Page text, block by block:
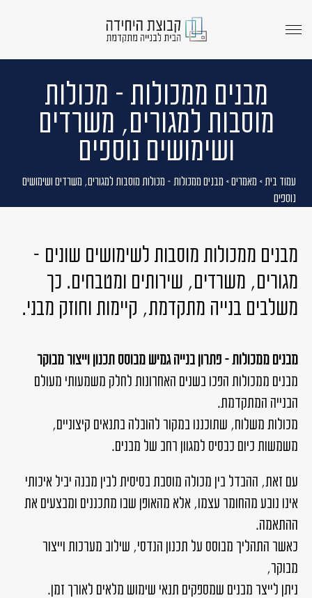
menu
מבנים ממכולות – מכולות
מוסבות למגורים, משרדים
ושימושים נוספים
עמוד בית> מאמרים> מבנים ממכולות – מכולות מוסבות למגורים, משרדים ושימושים
נוספים
מבנים ממכולות מוסבות לשימושים שונים –
מגורים, משרדים, שירותים ומטבחים. כך
משלבים בנייה מתקדמת, קיימות וחוזק מבני.
מבנים ממכולות – פתרון בנייה גמיש מבוסס תכנון וייצור מבוקר
מבנים ממכולות הפכו בשנים האחרונות לחלק משמעותי מעולם
הבנייה המתקדמת.
מכולות משלוח, שתוכננו במקור להובלה בתנאים קיצוניים,
משמשות כיום כבסיס למגוון רחב של מבנים.
עם זאת, ההבדל בין מכולה מוסבת בסיסית לבין מבנה יביל איכותי
אינו נובע מהחומר עצמו, אלא מהאופן שבו מתכננים ומבצעים את
ההתאמה.
כאשר התהליך מבוסס על תכנון הנדסי, שילוב מערכות וייצור
מבוקר,
ניתן לייצר מבנים שמספקים תנאי שימוש מלאים לאורך זמן.